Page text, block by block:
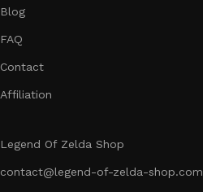
Blog
FAQ
Contact
Affiliation
Legend Of Zelda Shop
contact@legend-of-zelda-shop.com